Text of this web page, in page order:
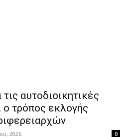
αυτοδιοικητικές
τρόπος εκλογής
2026 0